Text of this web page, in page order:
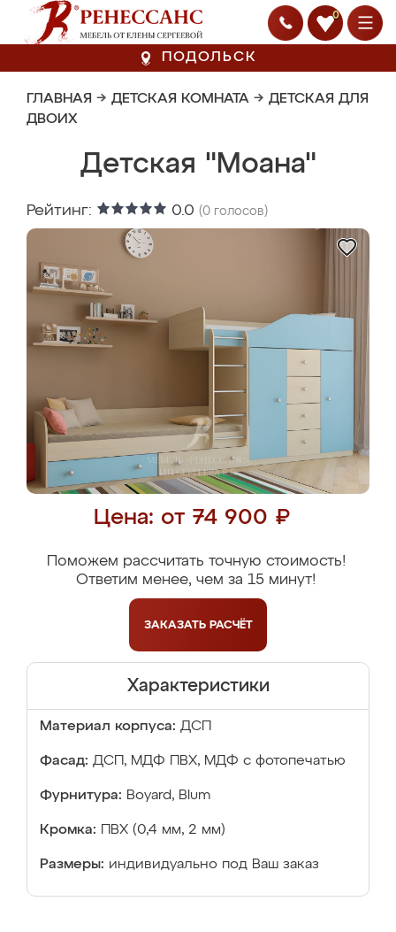
0
ПОДОЛЬСК
ГЛАВНАЯ → ДЕТСКАЯ КОМНАТА → ДЕТСКАЯ ДЛЯ
ДВОИХ
Детская "Моана"
Рейтинг: 0.0 (0 голосов)
Цена: от 74 900 ₽
Поможем рассчитать точную стоимость!
Ответим менее, чем за 15 минут!
ЗАКАЗАТЬ РАСЧЁТ
Характеристики
Материал корпуса: ДСП
Фасад: ДСП, МДФ ПВХ, МДФ с фотопечатью
Фурнитура: Boyard, Blum
Кромка: ПВХ (0,4 мм, 2 мм)
Размеры: индивидуально под Ваш заказ